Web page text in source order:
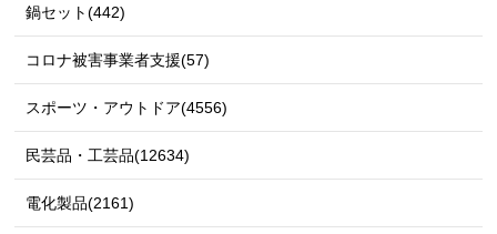
鍋セット(442)
コロナ被害事業者支援(57)
スポーツ・アウトドア(4556)
民芸品・工芸品(12634)
電化製品(2161)